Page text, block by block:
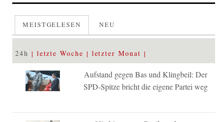
MEISTGELESEN NEU
24h letzte Woche letzter Monat
Aufstand gegen Bas und Klingbeil: Der
SPD-Spitze bricht die eigene Partei weg